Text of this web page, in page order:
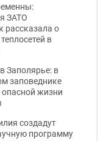
ЗАТО
рассказала о
в
Заполярье: в
заповеднике
опасной жизни
создадут
программу